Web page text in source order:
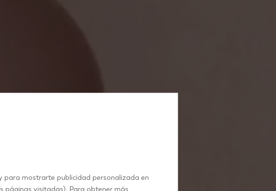
para mostrarte publicidad personalizada en
páginas visitadas). Para obtener más